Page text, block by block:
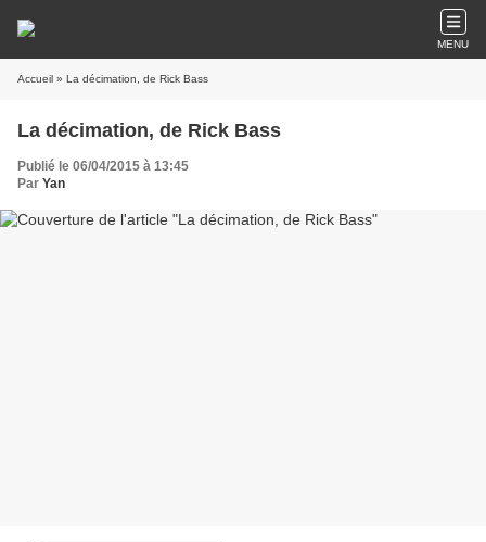
MENU
Accueil » La décimation, de Rick Bass
La décimation, de Rick Bass
Publié le 06/04/2015 à 13:45
Par Yan